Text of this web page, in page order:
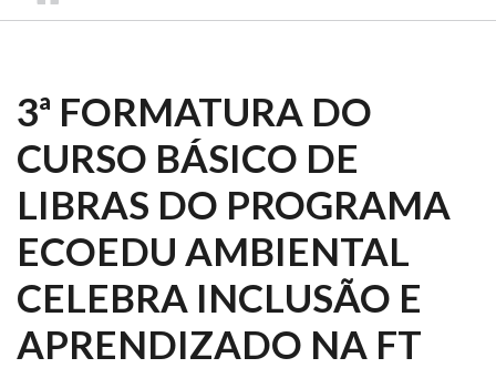
3ª FORMATURA DO
CURSO BÁSICO DE
LIBRAS DO PROGRAMA
ECOEDU AMBIENTAL
CELEBRA INCLUSÃO E
APRENDIZADO NA FT